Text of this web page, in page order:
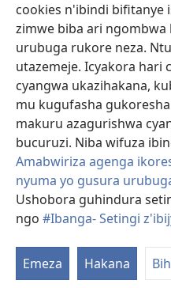
cookies n'ibindi bifitanye
zimwe biba ari
urubuga rukore neza.
utazemeje. Icyakora hari
cyangwa ukazihakana,
mu kugufasha
makuru azagurishwa
bucuruzi. Niba wifuza
Amabwiriza agenga
nyuma yo gusura
Ushobora guhindura
ngo #Ibanga- Setingi
Emeza Hakana
Isomero ryo kuri interineti
(ifungukire
ahandi)
JW Hub
(ifungukire
ahandi)
Porogaramu yaJW Library
Watchtower Library
Copyright© 2026 Watch Tower
AMATEGEKO AGENGA
SETINGI